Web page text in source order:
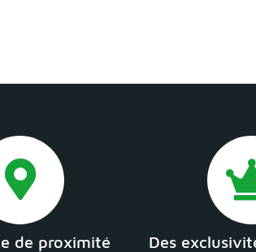
de proximité Des